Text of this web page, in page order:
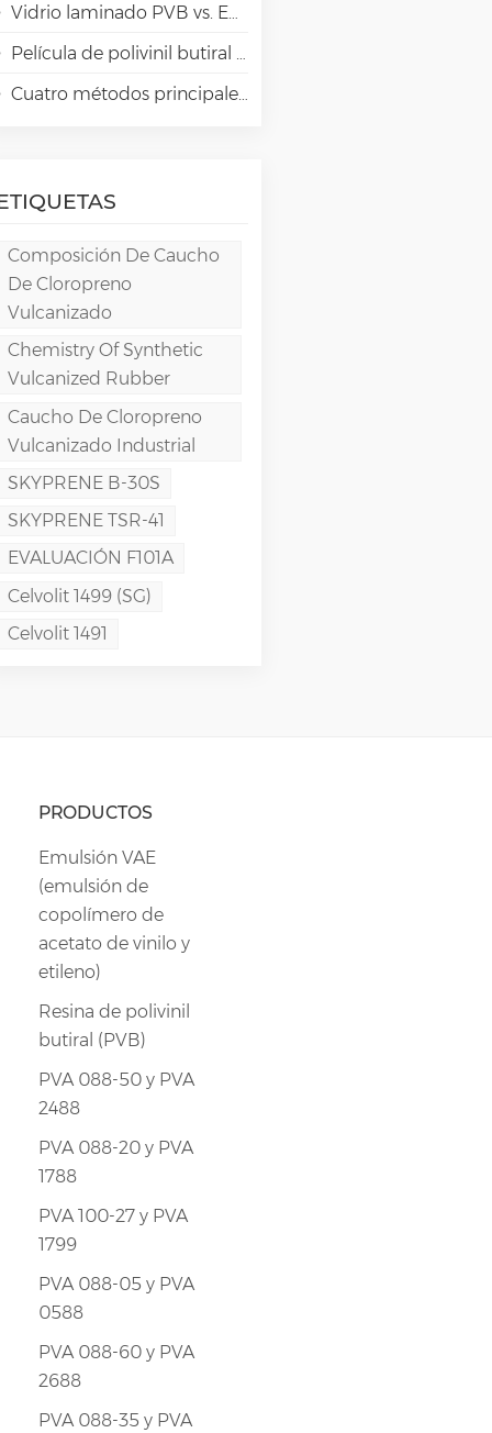
Vidrio laminado PVB vs. EVA vs. SGP vs. TPU: Comparación y guía para la arquitectura moderna
Película de polivinil butiral (PVB): Química, procesamiento y aplicaciones de alto rendimiento
Cuatro métodos principales para la fabricación de películas de PVA
Composición De Caucho
De Cloropreno
Vulcanizado
Chemistry Of Synthetic
Vulcanized Rubber
Caucho De Cloropreno
Vulcanizado Industrial
SKYPRENE B-30S
SKYPRENE TSR-41
EVALUACIÓN F101A
Celvolit 1499 (SG)
Celvolit 1491
PRODUCTOS
Emulsión VAE
(emulsión de
copolímero de
acetato de vinilo y
etileno)
Resina de polivinil
butiral (PVB)
PVA 088-50 y PVA
2488
PVA 088-20 y PVA
1788
PVA 100-27 y PVA
1799
PVA 088-05 y PVA
0588
PVA 088-60 y PVA
2688
PVA 088-35 y PVA